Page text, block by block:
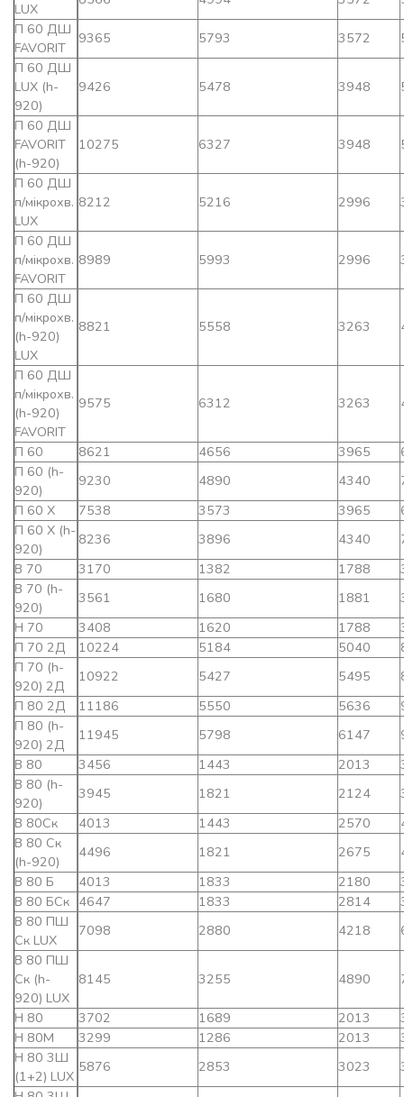
LUX
П 60 ДШ
FAVORIT
9365 5793 3572
П 60 ДШ
LUX (h-
920)
9426 5478 3948
П 60 ДШ
FAVORIT
(h-920)
10275 6327 3948
П 60 ДШ
п/мікрохв.
LUX
8212 5216 2996
П 60 ДШ
п/мікрохв.
FAVORIT
8989 5993 2996
П 60 ДШ
п/мікрохв.
(h-920)
LUX
8821 5558 3263
П 60 ДШ
п/мікрохв.
(h-920)
FAVORIT
9575 6312 3263
П 60 8621 4656 3965
П 60 (h-
920)
9230 4890 4340
П 60 Х
7538 3573 3965
П 60 Х (h-
920)
8236 3896 4340
В 70
3170 1382 1788
В 70 (h-
920)
3561 1680 1881
Н 70
3408 1620 1788
П 70 2Д
10224 5184 5040
П 70 (h-
920) 2Д
10922 5427 5495
П 80 2Д
11186 5550 5636
П 80 (h-
920) 2Д
11945 5798 6147
В 80
3456 1443 2013
В 80 (h-
920)
3945 1821 2124
В 80Ск
4013 1443 2570
В 80 Ск
(h-920)
4496 1821 2675
В 80 Б
4013 1833 2180
В 80 БСк 4647 1833 2814
В 80 ПШ
Ск LUX
7098 2880 4218
В 80 ПШ
Ск (h-
920) LUX
8145 3255 4890
Н 80 3702 1689 2013
Н 80М
3299 1286 2013
Н 80 3Ш
(1+2) LUX
5876 2853 3023